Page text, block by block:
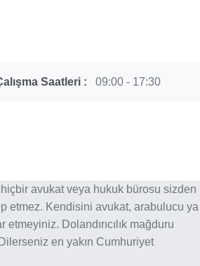
Saatleri : 09:00 - 17:30
avukat veya hukuk bürosu sizden
etmez. Kendisini avukat, arabulucu
Dolandırıcılık mağduru
en yakın Cumhuriyet